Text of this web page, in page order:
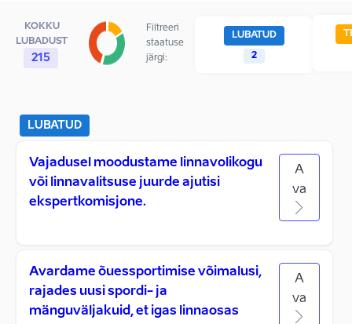
KOKKU
LUBADUST
215
Filtreeri
staatuse
järgi:
LUBATUD
2
LUBATUD
Vajadusel moodustame linnavolikogu
või linnavalitsuse juurde ajutisi
ekspertkomisjone.
A
va
Avardame õuessportimise võimalusi,
rajades uusi spordi- ja
mänguväljakuid, et igas linnaosas
A
va